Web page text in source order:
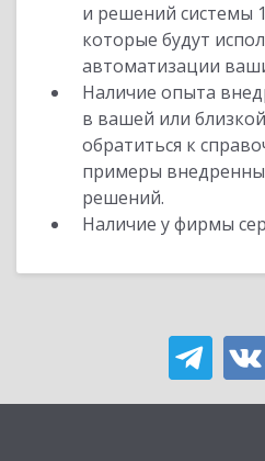
и решений системы
которые будут
автоматизации
Наличие опыта
в вашей или
обратиться к
примеры
решений.
Наличие у фирмы